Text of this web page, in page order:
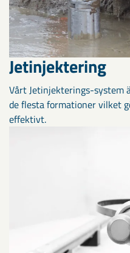
Jetinjektering
Vårt Jetinjekterings-system
de flesta formationer vilket
effektivt.